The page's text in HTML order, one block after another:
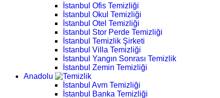
İstanbul Ofis Temizliği
İstanbul Okul Temizliği
İstanbul Otel Temizliği
İstanbul Stor Perde Temizliği
İstanbul Temizlik Şirketi
İstanbul Villa Temizliği
İstanbul Yangın Sonrası Temizlik
İstanbul Zemin Temizliği
Anadolu
İstanbul Avm Temizliği
İstanbul Banka Temizliği